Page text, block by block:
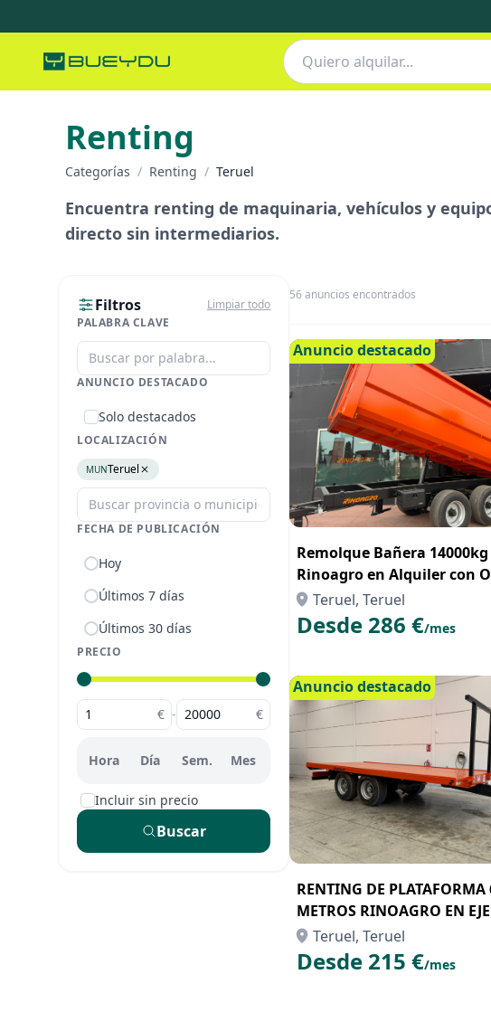
Renting
Categorías / Renting / Teruel
Encuentra renting de maquinaria, vehículos y
directo sin intermediarios.
Filtros
Limpiar todo
PALABRA CLAVE
ANUNCIO DESTACADO
Solo destacados
LOCALIZACIÓN
MUNTeruel
FECHA DE PUBLICACIÓN
Hoy
Últimos 7 días
Últimos 30 días
PRECIO
€ - €
Hora Día Sem. Mes
Incluir sin precio
Buscar
56anuncios encontrados
Anuncio destacado
Remolque Bañera 14000kg
Rinoagro en Alquiler con
Compra con Renting
Teruel, Teruel
Desde 286 €/mes
Anuncio destacado
RENTING DE PLATAFORMA
METROS RINOAGRO EN
Teruel, Teruel
Desde 215 €/mes